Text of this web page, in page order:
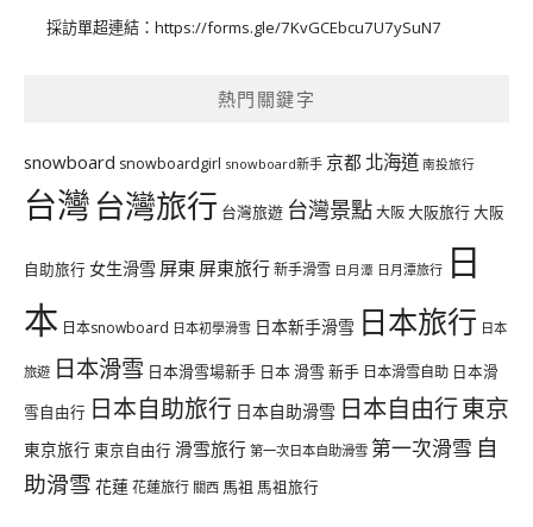
採訪單超連結： https://forms.gle/7KvGCEbcu7U7ySuN7
熱門關鍵字
snowboard snowboardgirl snowboard新手 京都 北海道 南投旅行
台灣台灣旅行 台灣旅遊 台灣景點大阪大阪旅行大阪
自助旅行 女生滑雪 屏東 屏東旅行新手滑雪 日月潭 日月潭旅行 日
本 日本snowboard 日本初學滑雪 日本新手滑雪 日本旅行 日本
旅遊 日本滑雪 日本滑雪場新手 日本 滑雪 新手 日本滑雪自助 日本滑
雪自由行 日本自助旅行 日本自助滑雪 日本自由行東京
東京旅行 東京自由行 滑雪旅行 第一次日本自助滑雪 第一次滑雪 自
助滑雪 花蓮花蓮旅行 關西 馬祖 馬祖旅行